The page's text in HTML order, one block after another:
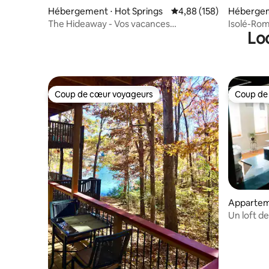
Hébergement ⋅ Hot Springs Évaluation moyenne
4,88 (158)
The Hideaway - Vos vacances
Isolé-
boisés
Coup de cœur voyageurs
Coup de cœur voyageurs Coup
Coup
Un loft